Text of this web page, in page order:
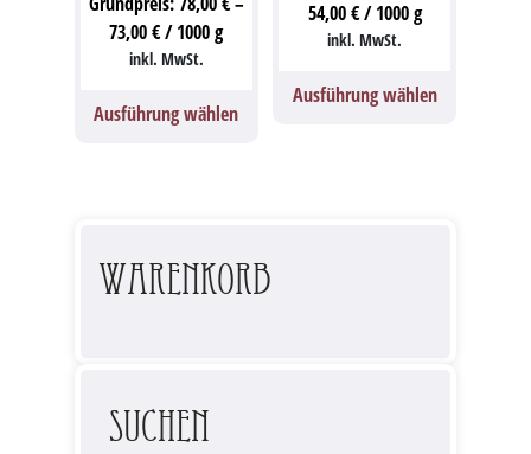
73,00€/1000g
inkl. MwSt.
Ausführung wählen
54,00€/1000g
inkl. MwSt.
Ausführung wählen
Warenkorb
Suchen